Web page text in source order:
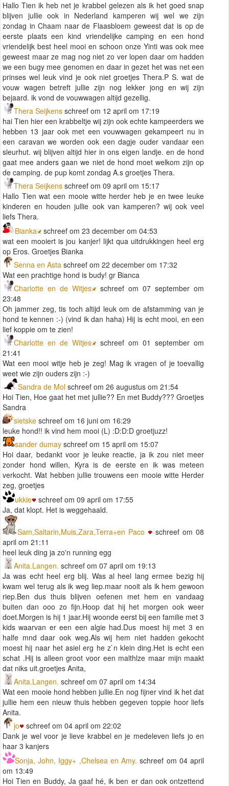
Hallo Tien ik heb net je krabbel gelezen als ik het goed snap
blijven jullie ook in Nederland kamperen wij wel we zijn
zondag in Chaam naar de Flaasbloem geweest dat is op de
eerste plaats een kind vriendelijke camping en een hond
vriendelijk best heel mooi en schoon onze Yinti was ook mee
geweest maar ze mag nog niet zo ver lopen daar om hadden
we een bugy mee genomen en daar in gezet het was net een
prinses wel leuk vind je ook niet groetjes Thera.P S. wat de
vouw wagen betreft jullie zijn nog lekker jong en wij zijn
bejaard. ik vond de vouwwagen altijd gezellig.
Thera Seijkens schreef om 12 april om 17:19
hai Tien hier een krabbeltje wij zijn ook echte kampeerders we
hebben 13 jaar ook met een vouwwagen gekampeert nu in
een caravan we worden ook een dagje ouder vandaar een
sleurhut. wij blijven altijd hier in ons eigen landje. en de hond
gaat mee anders gaan we niet de hond moet welkom zijn op
de camping. de pup komt zondag A.s groetjes Thera.
Thera Seijkens schreef om 09 april om 15:17
Hallo Tien wat een mooie witte herder heb je en twee leuke
kinderen en houden jullie ook van kamperen? wij ook veel
liefs Thera.
Bianka
schreef om 23 december om 04:53
wat een mooiert is jou kanjer! lijkt qua uitdrukkingen heel erg
op Eros. Groetjes Bianka
Senna en Asta schreef om 22 december om 17:32
Wat een prachtige hond is budy! gr Bianca
Charlotte en de Witjes
schreef om 07 september om
23:48
Oh jammer zeg, tis toch altijd leuk om de afstamming van je
hond te kennen :-) (vind ik dan haha) Hij is echt mooi, en een
lief koppie om te zien!
Charlotte en de Witjes
schreef om 01 september om
21:41
Wat een mooi witje heb je zeg! Mag ik vragen of je toevallig
weet wie zijn ouders zijn :-)
Sandra de Mol schreef om 26 augustus om 21:54
Hoi Tien, Hoe gaat het met jullie?? En met Buddy??? Groetjes
Sandra
sietske schreef om 16 juni om 16:29
leuke hond!! ik vind hem mooi (L) :D:D:D groetjuzz!
sander dumay schreef om 15 april om 15:07
Hoi daar, bedankt voor je leuke reactie, ja ik zou niet meer
zonder hond willen, Kyra is de eerste en ik was meteen
verkocht. Wat hebben jullie trouwens een mooie witte Herder
zeg, groetjes
ukkie
schreef om 09 april om 17:55
Ja, dat klopt. Het is weggehaald.
Sam,Saltarin,Muis,Zara,Terra+en Paco
schreef om 08
april om 21:11
heel leuk ding ja zo'n running egg
Anita.Langen. schreef om 07 april om 19:13
Ja was echt heel erg blij. Was al heel lang ermee bezig hij
kwam wel terug als ik weg liep.maar nooit als ik hem gewoon
riep.Ben dus thuis blijven oefenen met hem en vandaag
buiten dan ooo zo fijn.Hoop dat hij het morgen ook weer
doet.Morgen is hij 1 jaar.Hij woonde eerst bij een familie met 3
kids waarvan er een een algie had.Dus moest hij met 3 en
halfe mnd daar ook weg.Als wij hem niet hadden gekocht
moest hij naar het asiel erg he z`n klein ding.Het is echt een
schat .Hij is alleen groot voor een malthlze maar mijn maakt
dat niks uit.groetjes Anita,
Anita.Langen. schreef om 07 april om 14:34
Wat een mooie hond hebben jullie.En nog fijner vind ik het dat
jullie hem een nieuw thuis hebben gegeven toppie hoor liefs
Anita.
jo
schreef om 04 april om 22:02
Dank je wel voor je lieve krabbel en je medeleven liefs jo en
haar 3 kanjers
Sonja, John, Iggy+ ,Chelsea en Amy. schreef om 04 april
om 13:49
Hoi Tien en Buddy, Ja gaaf hé, ik ben er dan ook ontzettend